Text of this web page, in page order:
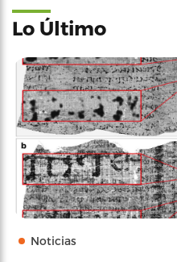
Lo Último
Noticias